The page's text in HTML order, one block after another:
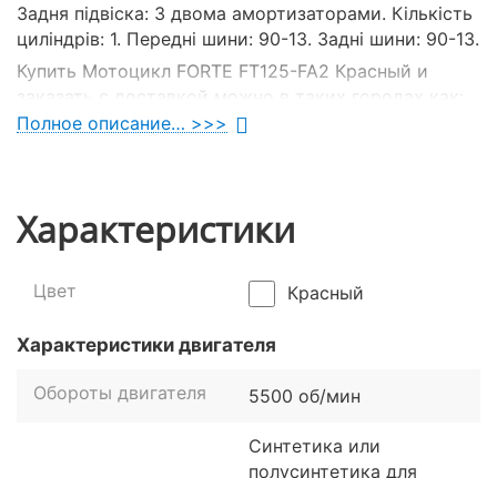
Задня підвіска: З двома амортизаторами. Кількість
циліндрів: 1. Передні шини: 90-13. Задні шини: 90-13.
Купить Мотоцикл FORTE FT125-FA2 Красный и
заказать с доставкой можно в таких городах как:
Киев, Днепр, Одесса, Харьков, Львов, Запорожье,
Житомир, Сумы, Тернополь, Чернигов, Ужгород
Полное описание… >>>
Характеристики
Цвет Красный
Характеристики двигателя
Обороты двигателя 5500 об/мин
Синтетика или
полусинтетика для